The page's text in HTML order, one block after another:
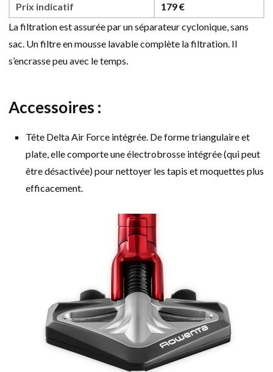
Prix indicatif
179 €
La filtration est assurée par un séparateur cyclonique, sans
sac. Un filtre en mousse lavable complète la filtration. Il
s’encrasse peu avec le temps.
Accessoires :
Tête Delta Air Force intégrée. De forme triangulaire et
plate, elle comporte une électrobrosse intégrée (qui peut
être désactivée) pour nettoyer les tapis et moquettes plus
efficacement.